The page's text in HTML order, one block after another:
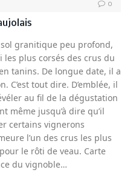
0
granitique peu profond,
plus corsés des crus du
tanins. De longue date, il a
C’est tout dire. D’emblée, il
au fil de la dégustation
même jusqu’à dire qu’il
certains vignerons
l’un des crus les plus
le rôti de veau. Carte
du vignoble…